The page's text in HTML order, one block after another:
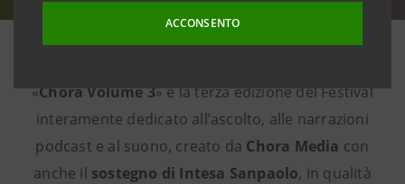
ACCONSENTO
«Chora Volume 3» è la terza edizione del Festival
interamente dedicato all’ascolto, alle narrazioni
podcast e al suono, creato da Chora Media con
anche il sostegno di Intesa Sanpaolo, in qualità